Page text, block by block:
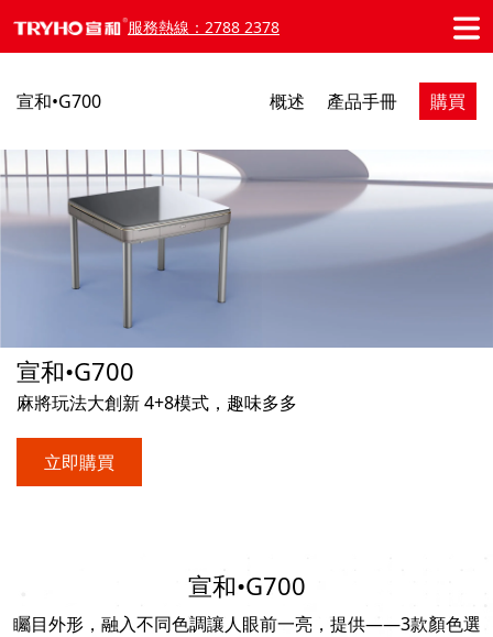
服務熱線：2788 2378
宣和•G700 概述 產品手冊 購買
宣和•G700
麻將玩法大創新 4+8模式，趣味多多
立即購買
宣和•G700
矚目外形，融入不同色調讓人眼前一亮，提供——3款顏色選